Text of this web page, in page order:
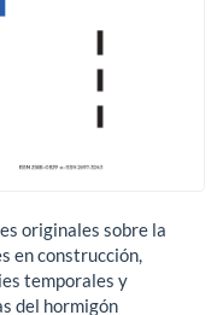
originales sobre la
en construcción,
temporales y
del hormigón